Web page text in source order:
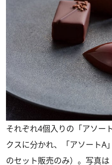
それぞれ4個入りの「アソー
クスに分かれ、「アソートA
のセット販売のみ）。写真